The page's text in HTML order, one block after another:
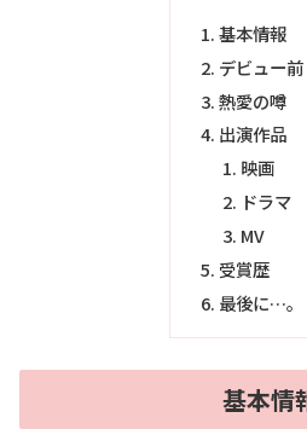
基本情報
デビュー前
熱愛の噂
出演作品
映画
ドラマ
MV
受賞歴
最後に…。
基本情